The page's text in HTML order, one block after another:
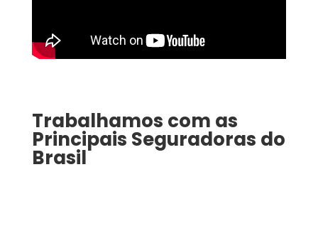
Trabalhamos com as
Principais Seguradoras do
Brasil